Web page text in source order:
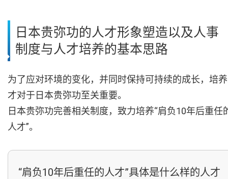
日本贵弥功的人才形象塑造以及人事
制度与人才培养的基本思路
为了应对环境的变化，并同时保持可持续的成长，培
才对于日本贵弥功至关重要。
日本贵弥功完善相关制度，致力培养“肩负10年后重任
人才”。
“肩负10年后重任的人才”具体是什么样的人才